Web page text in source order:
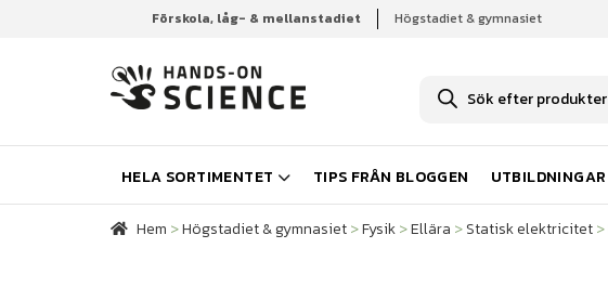
Förskola, låg- & mellanstadiet Högstadiet & gymnasiet
u
k
t
s
ö
k
HELA SORTIMENTET TIPS FRÅN BLOGGEN UTBILDNINGAR
Hem Högstadiet & gymnasiet Fysik Ellära Statisk elektricitet
Hem >Högstadiet & gymnasiet>Fysik>Ellära >Statisk elektricitet>